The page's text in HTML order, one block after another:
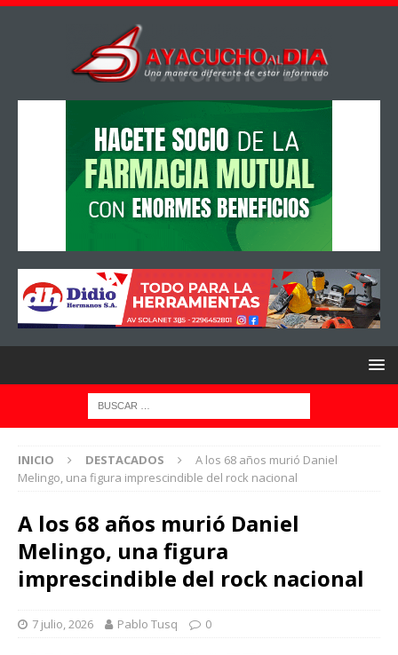
INICIO DESTACADOS
A los 68 años murió Daniel
Melingo, una figura imprescindible del rock nacional
A los 68 años murió Daniel
Melingo, una figura
imprescindible del rock nacional
7 julio, 2026 Pablo Tusq 0